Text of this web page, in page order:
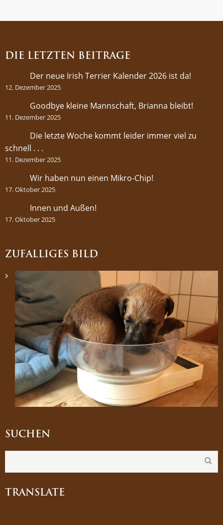
DIE LETZTEN BEITRÄGE
Der neue Irish Terrier Kalender 2026 ist da!
12. Dezember 2025
Goodbye kleine Mannschaft, Brianna bleibt!
11. Dezember 2025
Die letzte Woche kommt leider immer viel zu
schnell . . .
11. Dezember 2025
Wir haben nun einen Mikro-Chip!
17. Oktober 2025
Innen und Außen!
17. Oktober 2025
ZUFÄLLIGES BILD
SUCHEN
TRANSLATE